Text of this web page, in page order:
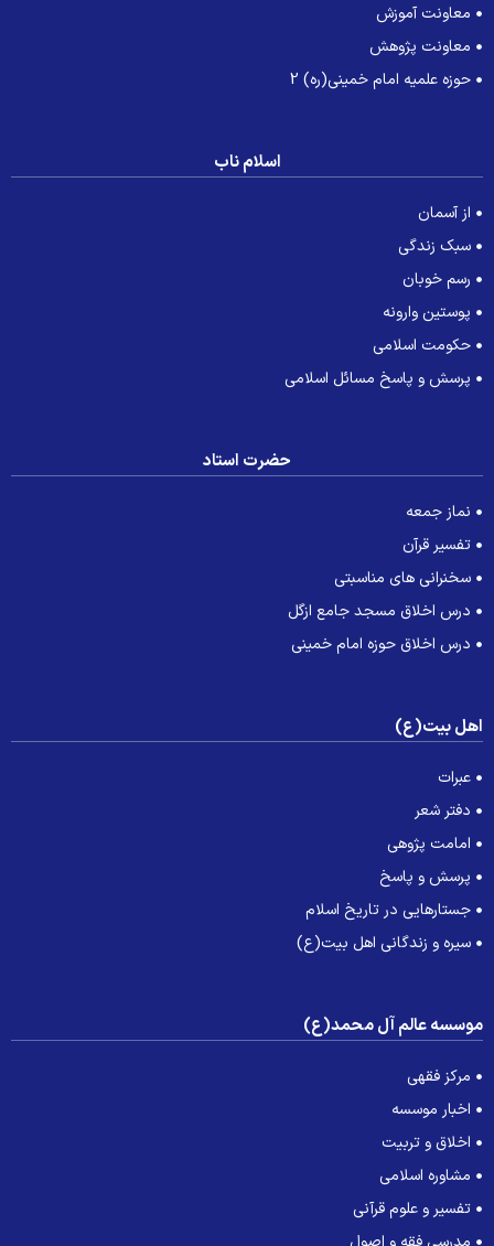
معاونت آموزش
معاونت پژوهش
حوزه علمیه امام خمینی(ره) 2
اسلام ناب
از آسمان
سبک زندگی
رسم خوبان
پوستین وارونه
حکومت اسلامی
پرسش و پاسخ مسائل اسلامی
حضرت استاد
نماز جمعه
تفسیر قرآن
سخنرانی های مناسبتی
درس اخلاق مسجد جامع ازگل
درس اخلاق حوزه امام خمینی
بیت(ع)
عبرات
دفتر شعر
امامت پژوهی
پرسش و پاسخ
جستارهایی در تاریخ اسلام
سیره و زندگانی اهل بیت(ع)
عالم آل محمد(ع)
مرکز فقهی
اخبار موسسه
اخلاق و تربیت
مشاوره اسلامی
تفسیر و علوم قرآنی